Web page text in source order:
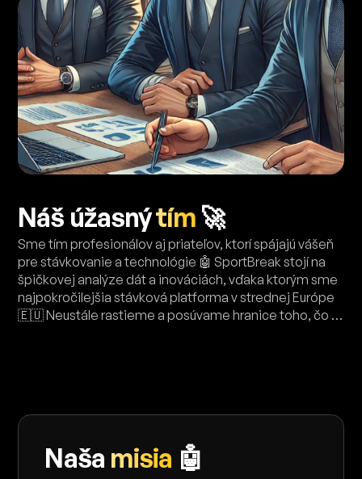
Náš úžasnýtím🚀
Sme tím profesionálov aj priateľov, ktorí spájajú vášeň
pre stávkovanie a technológie 🤖 SportBreak stojí na
špičkovej analýze dát a inováciách, vďaka ktorým sme
najpokročilejšia stávková platforma v strednej Európe
🇪🇺 Neustále rastieme a posúvame hranice toho, čo je
Naša misia 🤖